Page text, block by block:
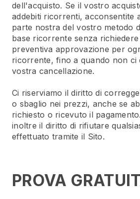
dell'acquisto. Se il vostro
addebiti ricorrenti, acconsentite
parte nostra del vostro metodo
base ricorrente senza
preventiva approvazione per
ricorrente, fino a quando non ci
vostra cancellazione.
Ci riserviamo il diritto di
o sbaglio nei prezzi, anche se
richiesto o ricevuto il
inoltre il diritto di rifiutare
effettuato tramite il Sito.
PROVA